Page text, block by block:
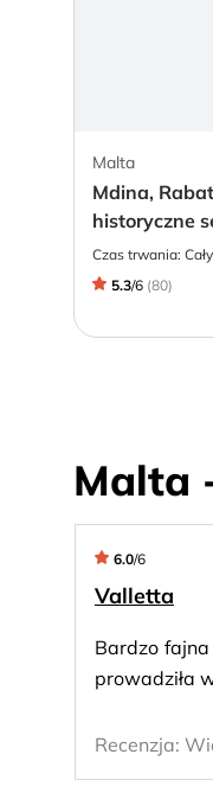
Malta
Mdina,
historyczne
Czas trwania:
5.3/6 (80)
Malta
6.0/6
Valletta
Bardzo
prowadziła
Recenzja: